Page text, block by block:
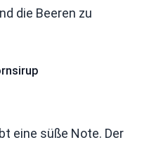
die Beeren zu
eine süße Note. Der